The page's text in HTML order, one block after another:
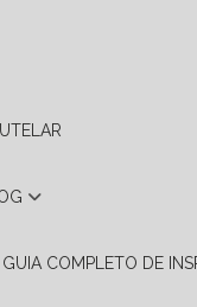
GUIA COMPLETO DE